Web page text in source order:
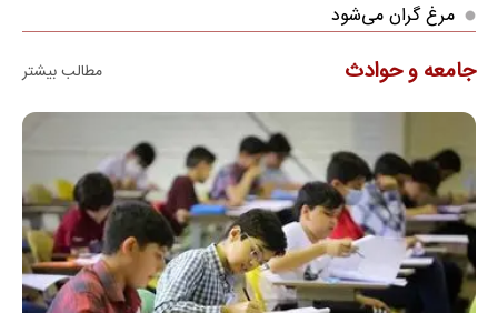
مرغ گران می‌شود
جامعه و حوادث مطالب بیشتر